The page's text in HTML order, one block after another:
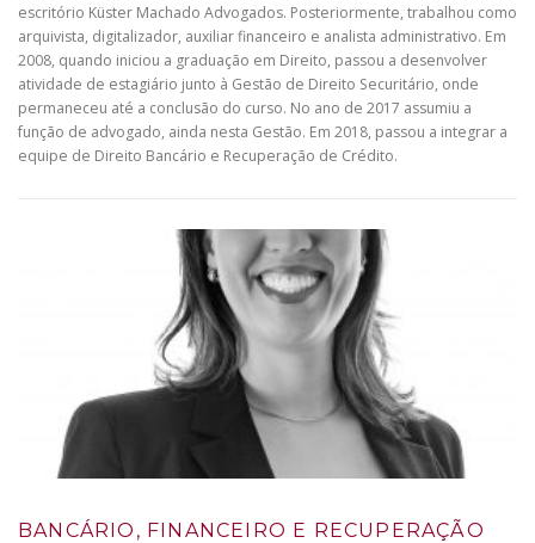
escritório Küster Machado Advogados. Posteriormente, trabalhou como
arquivista, digitalizador, auxiliar financeiro e analista administrativo. Em
2008, quando iniciou a graduação em Direito, passou a desenvolver
atividade de estagiário junto à Gestão de Direito Securitário, onde
permaneceu até a conclusão do curso. No ano de 2017 assumiu a
função de advogado, ainda nesta Gestão. Em 2018, passou a integrar a
equipe de Direito Bancário e Recuperação de Crédito.
BANCÁRIO, FINANCEIRO E RECUPERAÇÃO